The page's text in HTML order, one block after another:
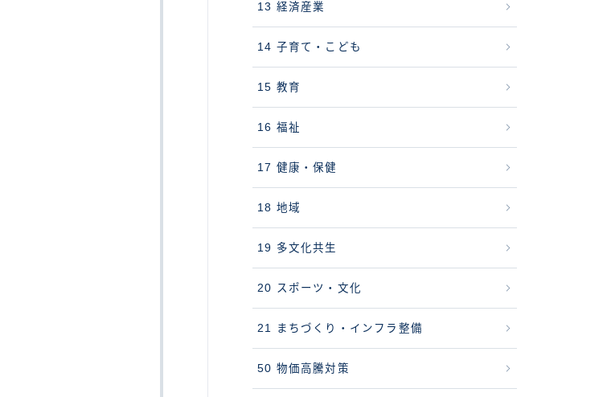
13 経済産業
14 子育て・こども
15 教育
16 福祉
17 健康・保健
18 地域
19 多文化共生
20 スポーツ・文化
21 まちづくり・インフラ整備
50 物価高騰対策